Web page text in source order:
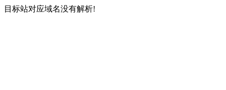
目标站对应域名没有解析!